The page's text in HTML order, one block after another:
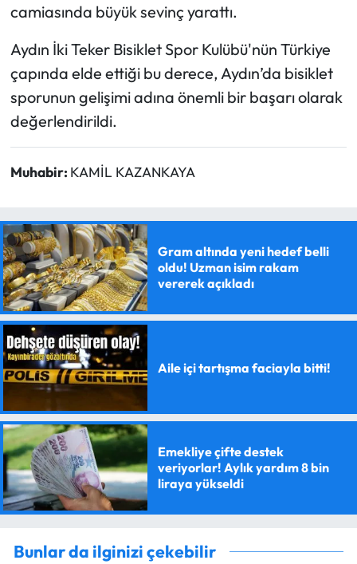
camiasında büyük sevinç yarattı.
Aydın İki Teker Bisiklet Spor Kulübü'nün Türkiye
çapında elde ettiği bu derece, Aydın’da bisiklet
sporunun gelişimi adına önemli bir başarı olarak
değerlendirildi.
Muhabir: KAMİL KAZANKAYA
Gram altında yeni hedef belli
oldu! Uzman isim rakam
vererek açıkladı
Aile içi tartışma faciayla bitti!
Emekliye çifte destek
veriyorlar! Aylık yardım 8 bin
liraya yükseldi
Bunlar da ilginizi çekebilir